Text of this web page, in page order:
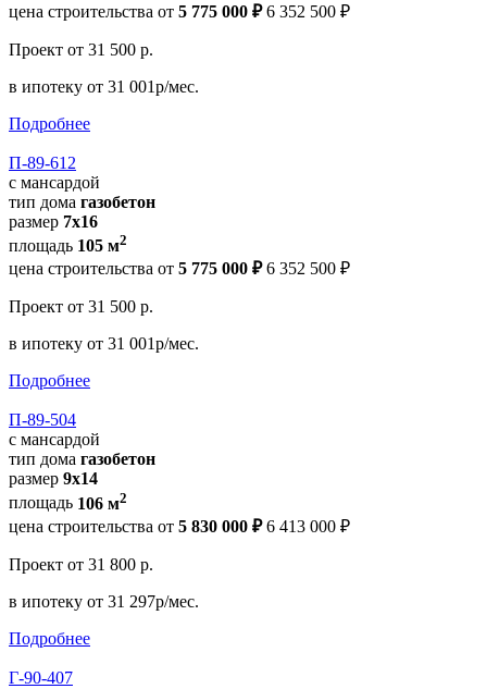
цена строительства от 5 775 000 ₽ 6 352 500 ₽
Проект от 31 500 р.
в ипотеку от 31 001р/мес.
Подробнее
П-89-612
с мансардой
тип дома газобетон
размер 7х16
площадь 105 м2
цена строительства от 5 775 000 ₽ 6 352 500 ₽
Проект от 31 500 р.
в ипотеку от 31 001р/мес.
Подробнее
П-89-504
с мансардой
тип дома газобетон
размер 9х14
площадь 106 м2
цена строительства от 5 830 000 ₽ 6 413 000 ₽
Проект от 31 800 р.
в ипотеку от 31 297р/мес.
Подробнее
Г-90-407